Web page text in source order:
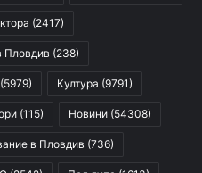
(2417)
Пловдив (238)
(5979) Култура (9791)
(115) Новини (54308)
в Пловдив (736)